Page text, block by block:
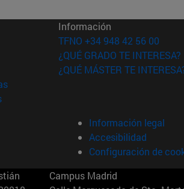
ventana)
ventana)
en nueva ventana)
(abre en nueva ventana)
(abre en nueva ventana)
Información
TFNO +34 948 42 56 00
¿QUÉ GRADO TE INTERESA?
¿QUÉ MÁSTER TE
Información legal
Accesibilidad
Configuración de
Campus Madrid